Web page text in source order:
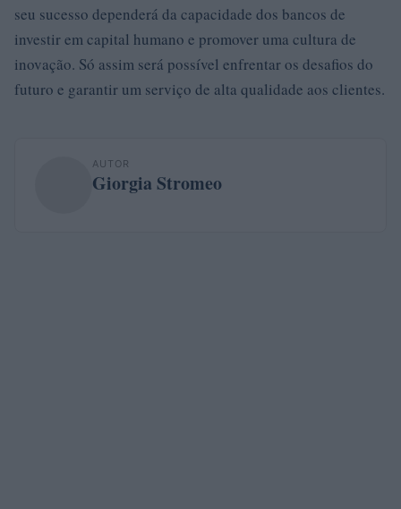
seu sucesso dependerá da capacidade dos bancos de
investir em capital humano e promover uma cultura de
inovação. Só assim será possível enfrentar os desafios do
futuro e garantir um serviço de alta qualidade aos clientes.
AUTOR
Giorgia Stromeo